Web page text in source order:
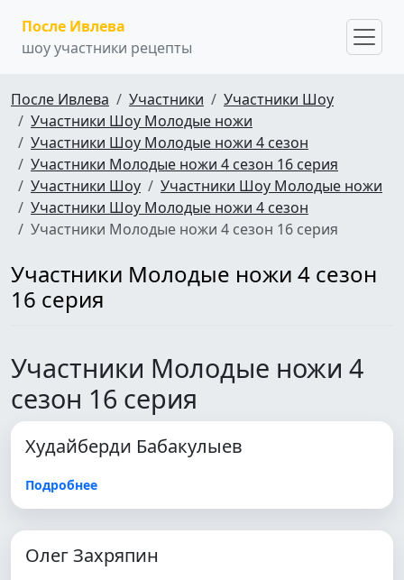
После Ивлева
шоу участники рецепты
После Ивлева Участники
Участники Шоу
Участники Шоу Молодые ножи
Участники Шоу Молодые ножи 4 сезон
Участники Молодые ножи 4 сезон 16 серия
Участники Шоу
Участники Шоу Молодые ножи
Участники Шоу Молодые ножи 4 сезон
Участники Молодые ножи 4 сезон 16 серия
Участники Молодые ножи 4 сезон
16 серия
Участники Молодые ножи 4
сезон 16 серия
Худайберди Бабакулыев
Подробнее
Олег Захряпин